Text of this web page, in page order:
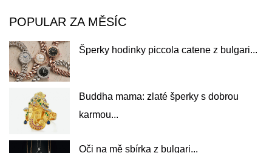
POPULAR ZA MĚSÍC
Šperky hodinky piccola catene z bulgari...
Buddha mama: zlaté šperky s dobrou
karmou...
Oči na mě sbírka z bulgari...